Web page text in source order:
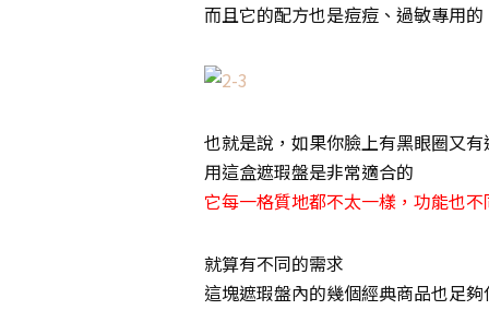
而且它的配方也是痘痘、過敏專用的
也就是說，如果你臉上有黑眼圈又
用這盒遮瑕盤是非常適合的
它每一格質地都不太一樣，功能也不
就算有不同的需求
這塊遮瑕盤內的幾個經典商品也足夠